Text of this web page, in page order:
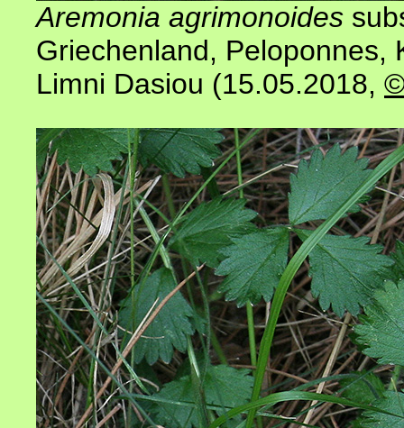
Aremonia agrimonoides
Griechenland, Peloponnes,
Limni Dasiou (15.05.2018,